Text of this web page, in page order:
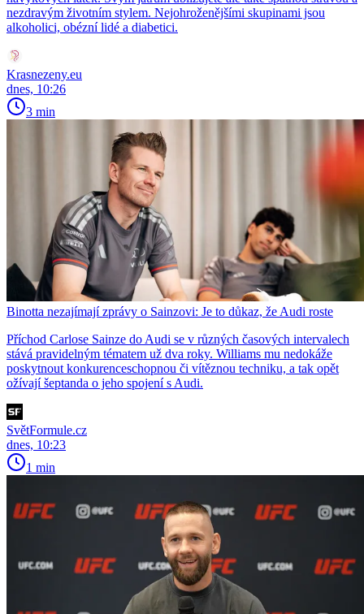
nezdravým životním stylem. Nejohroženějšími skupinami jsou
alkoholici, obézní lidé a diabetici.
Krasnezeny.eu
dnes, 10:26
3 min
Binotta nezajímají zprávy o Sainzovi: Je to důkaz, že Audi roste
Příchod Carlose Sainze do Audi se v různých časových intervalech
stává pravidelným tématem už dva roky. Williams mu nedokáže
poskytnout konkurenceschopnou či vítěznou techniku, a tak opět
ožívají šeptanda o jeho spojení s Audi.
SvětFormule.cz
dnes, 10:23
1 min